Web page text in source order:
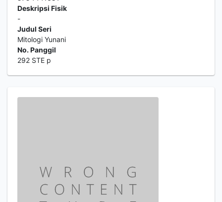
Deskripsi Fisik
-
Judul Seri
Mitologi Yunani
No. Panggil
292 STE p